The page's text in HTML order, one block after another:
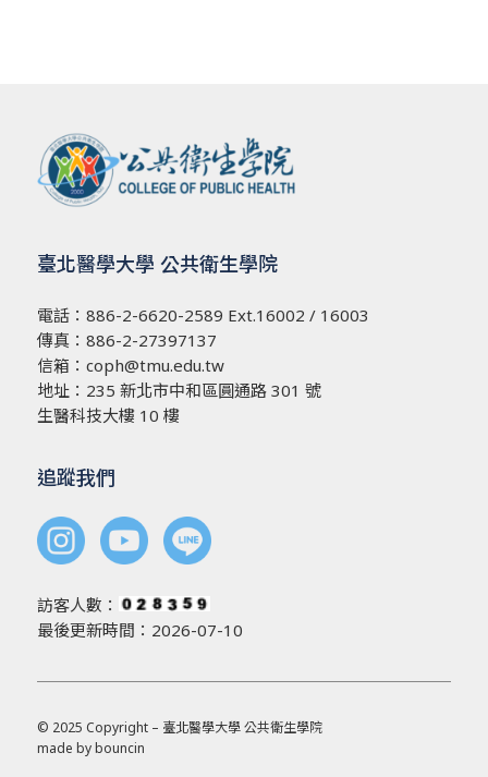
臺北醫學大學 公共衛生學院
電話： 886-2-6620-2589 Ext.16002 / 16003
傳真：886-2-27397137
信箱： coph@tmu.edu.tw
地址： 235 新北市中和區圓通路 301 號
生醫科技大樓 10 樓
追蹤我們
訪客人數：
最後更新時間：2026-07-10
© 2025 Copyright – 臺北醫學大學 公共衛生學院
made bybouncin